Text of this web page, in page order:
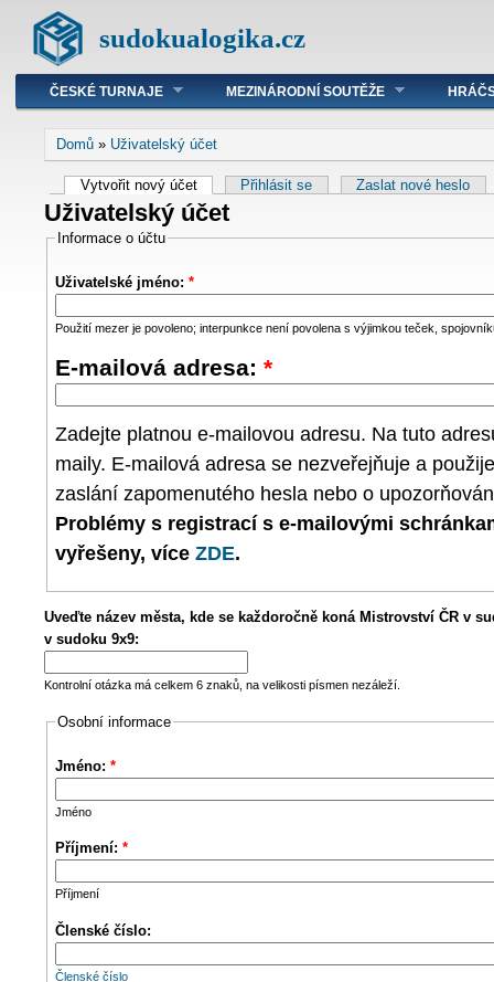
sudokualogika.cz
ČESKÉ TURNAJE MEZINÁRODNÍ SOUTĚŽE
Domů » Uživatelský účet
Vytvořit nový účet Přihlásit se Zaslat nové heslo
Uživatelský účet
Informace o účtu
Uživatelské jméno: *
Použití mezer je povoleno; interpunkce není povolena s výjimkou teček,
E-mailová adresa: *
Zadejte platnou e-mailovou adresu. Na tuto
maily. E-mailová adresa se nezveřejňuje a
zaslání zapomenutého hesla nebo o
Problémy s registrací s e-mailovými
vyřešeny, více ZDE.
Uveďte název města, kde se každoročně koná Mistrovství ČR v
v sudoku 9x9:
Kontrolní otázka má celkem 6 znaků, na velikosti písmen nezáleží.
Osobní informace
Jméno: *
Jméno
Příjmení: *
Příjmení
Členské číslo:
Členské číslo